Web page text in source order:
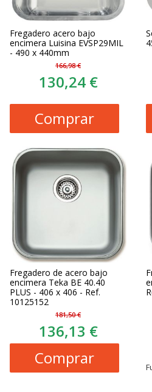
Fregadero acero bajo
encimera Luisina EVSP29MIL
- 490 x 440mm
166,98 €
130,24 €
Comprar
Fregadero de acero bajo
encimera Teka BE 40.40
PLUS - 406 x 406 - Ref.
10125152
181,50 €
136,13 €
Comprar